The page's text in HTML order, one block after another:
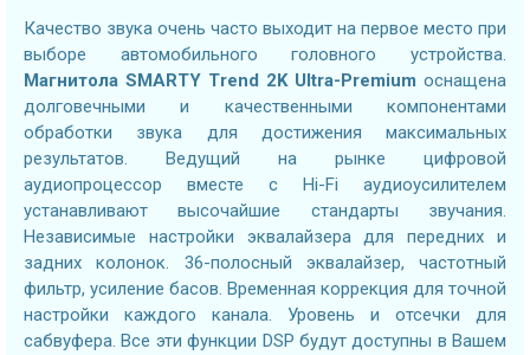
Качество звука очень часто выходит на первое место при
выборе автомобильного головного устройства.
Магнитола SMARTY Trend 2K Ultra-Premium оснащена
долговечными и качественными компонентами
обработки звука для достижения максимальных
результатов. Ведущий на рынке цифровой
аудиопроцессор вместе с Hi-Fi аудиоусилителем
устанавливают высочайшие стандарты звучания.
Независимые настройки эквалайзера для передних и
задних колонок. 36-полосный эквалайзер, частотный
фильтр, усиление басов. Временная коррекция для точной
настройки каждого канала. Уровень и отсечки для
сабвуфера. Все эти функции DSP будут доступны в Вашем